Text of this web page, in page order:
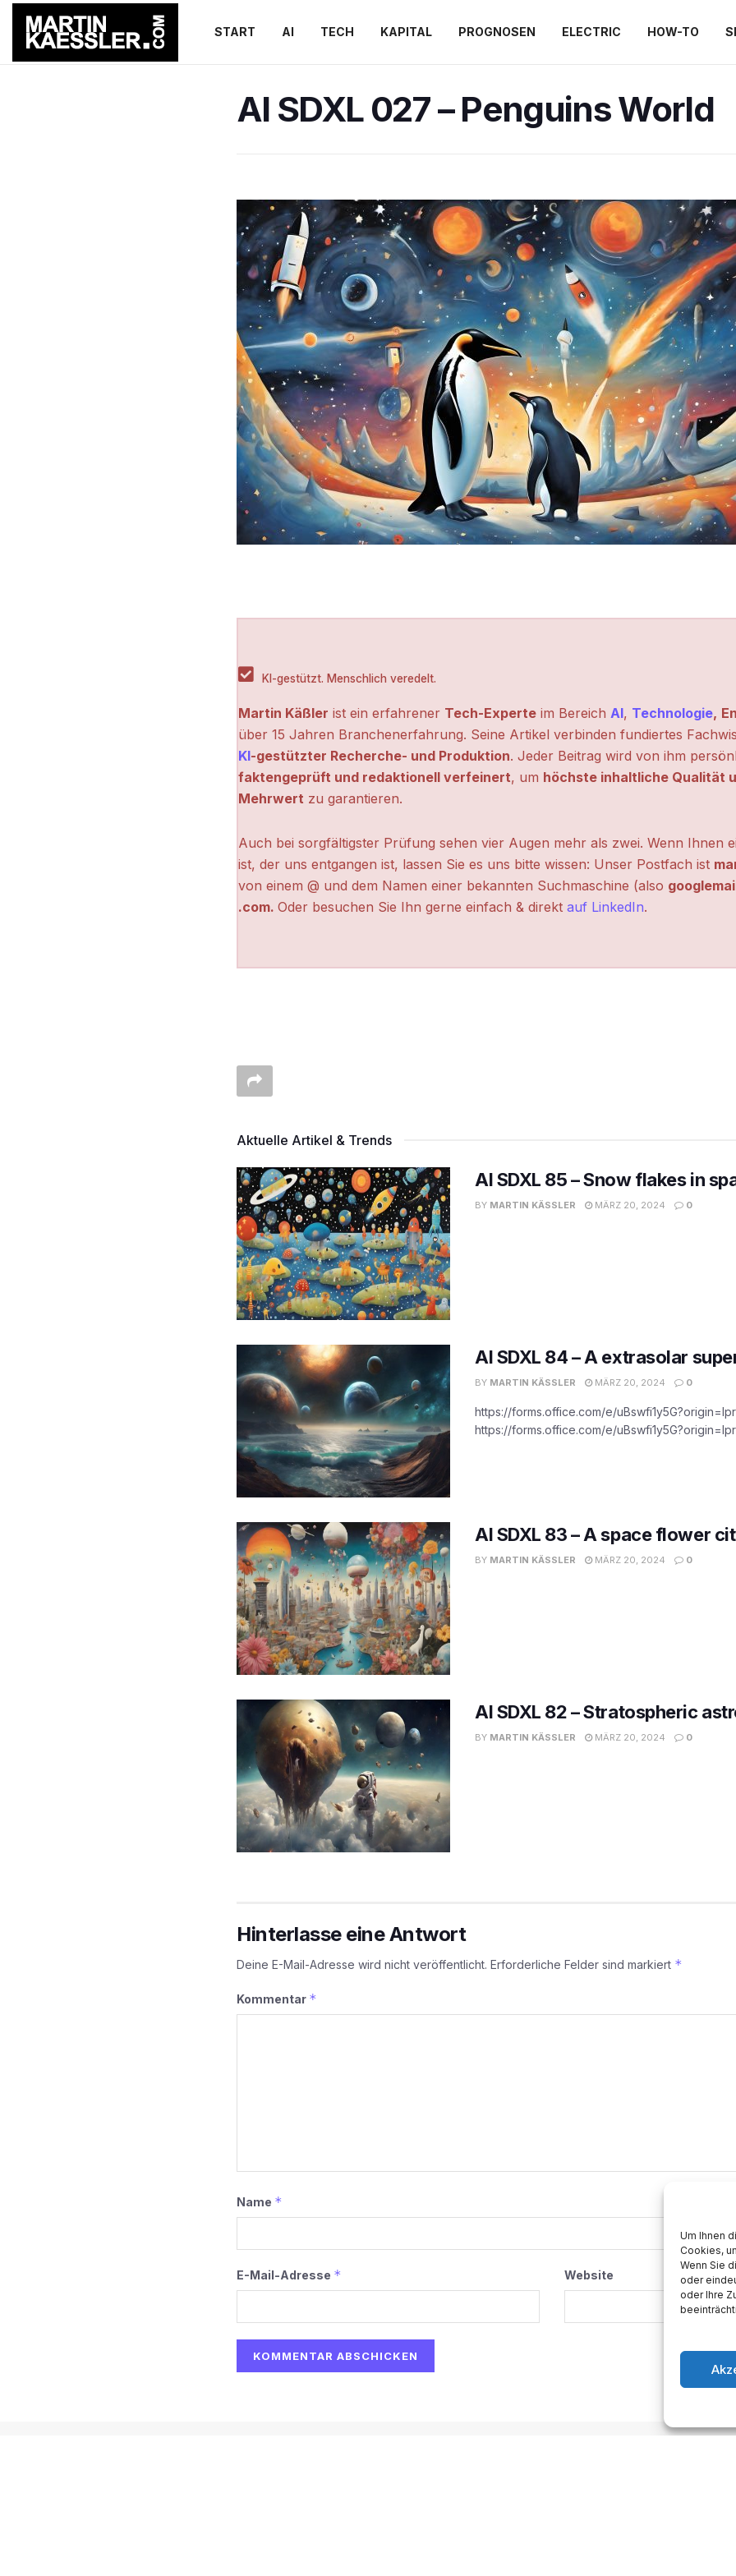
Um Ihnen
Cookies,
Wenn Sie
oder
oder Ihre
START AI TECH KAPITAL PROGNOSEN ELECTRIC HOW-TO
AI SDXL 027 – Penguins World
KI-gestützt. Menschlich veredelt.
Martin Käßler ist ein erfahrener Tech-Experte im Bereich AI, Technologie,
über 15 Jahren Branchenerfahrung. Seine Artikel verbinden fundiertes
KI-gestützter Recherche- und Produktion. Jeder Beitrag wird von ihm
faktengeprüft und redaktionell verfeinert, um höchste inhaltliche Qualität
Mehrwert zu garantieren.
Auch bei sorgfältigster Prüfung sehen vier Augen mehr als zwei. Wenn Ihnen
ist, der uns entgangen ist, lassen Sie es uns bitte wissen: Unser Postfach ist
von einem @ und dem Namen einer bekannten Suchmaschine (also
.com. Oder besuchen Sie Ihn gerne einfach & direkt auf LinkedIn.
Aktuelle Artikel & Trends
AI SDXL 85 – Snow flakes in
BY MARTIN KÄSSLER MÄRZ 20, 2024 0
AI SDXL 84 – A extrasolar
BY MARTIN KÄSSLER MÄRZ 20, 2024 0
https://forms.office.com/e/
https://forms.office.com/e/
AI SDXL 83 – A space flower
BY MARTIN KÄSSLER MÄRZ 20, 2024 0
AI SDXL 82 – Stratospheric
BY MARTIN KÄSSLER MÄRZ 20, 2024 0
Hinterlasse eine Antwort
Deine E-Mail-Adresse wird nicht veröffentlicht. Erforderliche Felder sind markiert *
Kommentar *
Name *
E-Mail-Adresse * Website